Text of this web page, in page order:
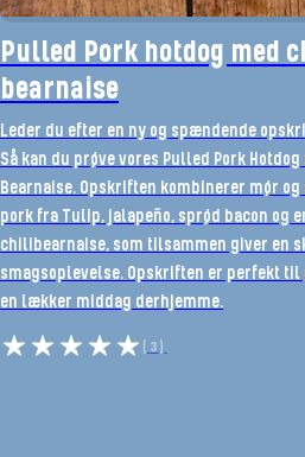
Pulled Pork hotdog med
bearnaise
Leder du efter en ny og spændende
Så kan du prøve vores Pulled Pork
Bearnaise. Opskriften kombinerer mør
pork fra Tulip, jalapeño, sprød bacon og
chilibearnaise, som tilsammen giver en
smagsoplevelse. Opskriften er perfekt
en lækker middag derhjemme.
(3)